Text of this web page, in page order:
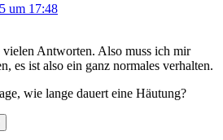
um 17:48
Antworten. Also muss ich mir
es ist also ein ganz normales verhalten.
wie lange dauert eine Häutung?